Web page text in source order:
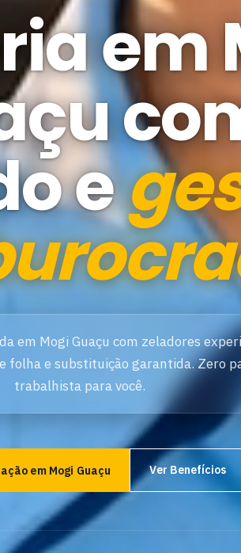
em
e
em Mogi Guaçu com zeladores
folha e substituição garantida. Zero
trabalhista para você.
em Mogi Guaçu Ver Benefícios